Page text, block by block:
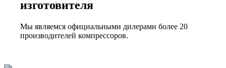
изготовителя
Мы являемся официальными дилерами более 20
производителей компрессоров.